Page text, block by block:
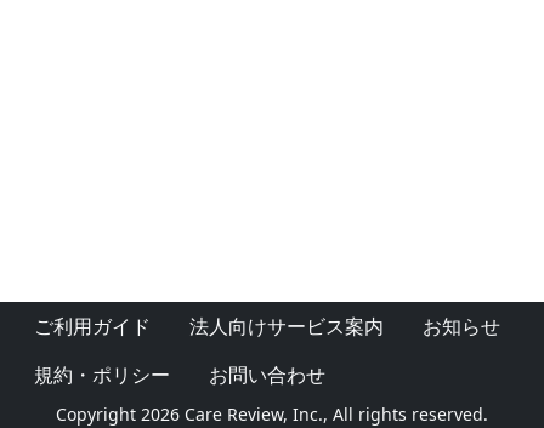
ご利用ガイド 法人向けサービス案内
お知らせ
規約・ポリシー
お問い合わせ
Copyright 2026 Care Review, Inc., All rights reserved.